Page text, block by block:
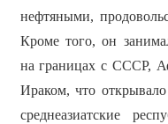
нефтяными,
Кроме того, он
на границах с СССР,
Ираком, что открывало
среднеазиатские